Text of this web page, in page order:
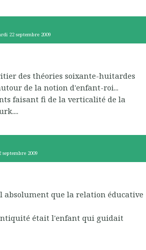
22 septembre 2009
des théories soixante-huitardes
de la notion d'enfant-roi...
faisant fi de la verticalité de la
septembre 2009
que la relation éducative
était l'enfant qui guidait